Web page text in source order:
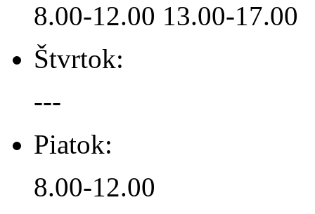
8.00-12.00 13.00-17.00
Štvrtok:
---
Piatok:
8.00-12.00